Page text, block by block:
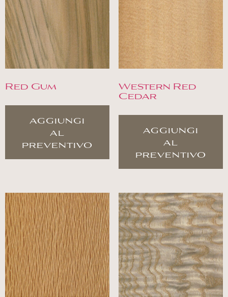
Red Gum
aggiungi
al
preventivo
Western Red
Cedar
aggiungi
al
preventivo